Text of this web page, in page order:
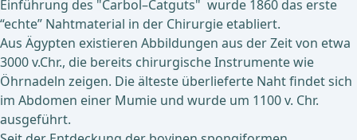
Einführung des "Carbol–Catguts" wurde 1860 das erste
“echte” Nahtmaterial in der Chirurgie etabliert.
Aus Ägypten existieren Abbildungen aus der Zeit von etwa
3000 v.Chr., die bereits chirurgische Instrumente wie
Öhrnadeln zeigen. Die älteste überlieferte Naht findet sich
im Abdomen einer Mumie und wurde um 1100 v. Chr.
ausgeführt.